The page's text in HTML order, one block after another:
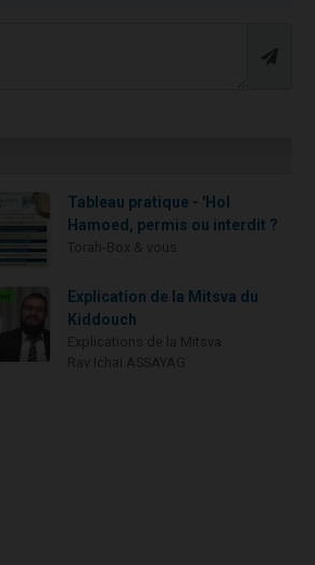
Tableau pratique - 'Hol
Hamoed, permis ou interdit ?
Explication de la Mitsva du
Kiddouch